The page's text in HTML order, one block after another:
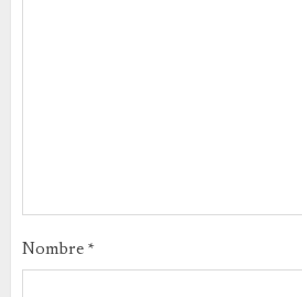
Nombre *